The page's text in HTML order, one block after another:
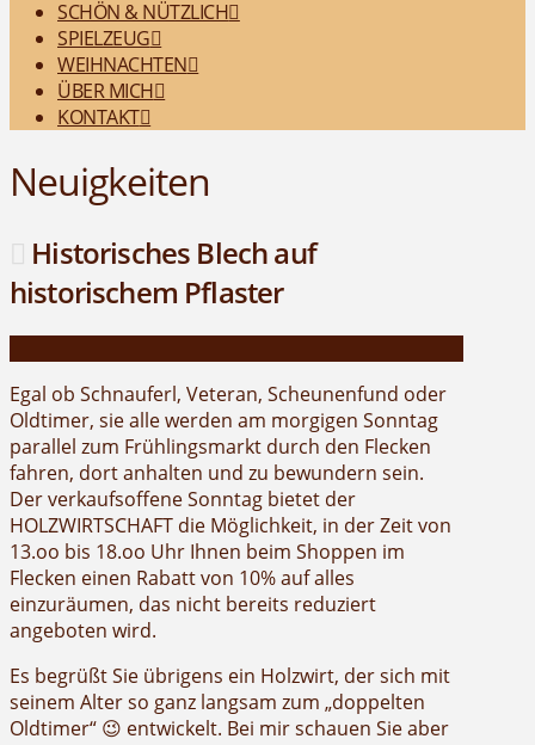
SCHÖN & NÜTZLICH
SPIELZEUG
WEIHNACHTEN
ÜBER MICH
KONTAKT
Neuigkeiten
Historisches Blech auf
historischem Pflaster
Egal ob Schnauferl, Veteran, Scheunenfund oder
Oldtimer, sie alle werden am morgigen Sonntag
parallel zum Frühlingsmarkt durch den Flecken
fahren, dort anhalten und zu bewundern sein.
Der verkaufsoffene Sonntag bietet der
HOLZWIRTSCHAFT die Möglichkeit, in der Zeit von
13.oo bis 18.oo Uhr Ihnen beim Shoppen im
Flecken einen Rabatt von 10% auf alles
einzuräumen, das nicht bereits reduziert
angeboten wird.
Es begrüßt Sie übrigens ein Holzwirt, der sich mit
seinem Alter so ganz langsam zum „doppelten
Oldtimer“ 😉 entwickelt. Bei mir schauen Sie aber